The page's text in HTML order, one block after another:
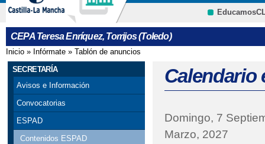
ERASMUS+
CEPA Teresa Enríquez, Torrijos (Toledo)
Se encuentra usted aquí
Inicio » Infórmate » Tablón de anuncios
SECRETARÍA
Avisos e Información
Convocatorias
ESPAD
Contenidos ESPAD
Calendario
Domingo, 7
Marzo, 2027